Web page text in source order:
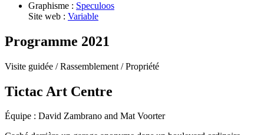
Graphisme : Speculoos
Site web : Variable
Programme 2021
Visite guidée /Rassemblement /Propriété
Tictac Art Centre
Équipe : David Zambrano and Mat Voorter